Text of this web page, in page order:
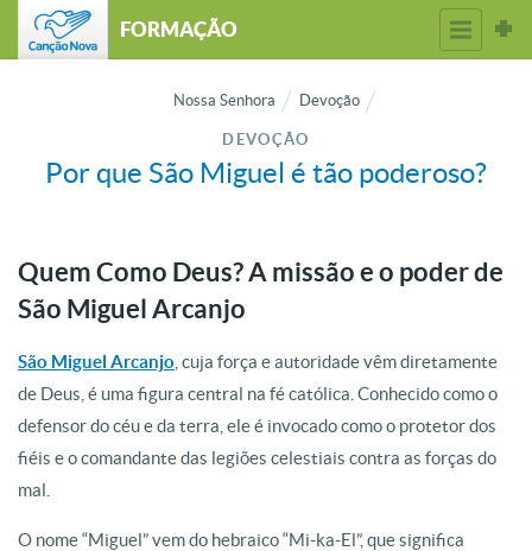
FORMAÇÃO
Nossa Senhora Devoção
DEVOÇÃO
Por que São Miguel é tão poderoso?
Quem Como Deus? A missão e o poder de
São Miguel Arcanjo
São Miguel Arcanjo , cuja força e autoridade vêm diretamente
de Deus, é uma figura central na fé católica. Conhecido como o
defensor do céu e da terra, ele é invocado como o protetor dos
fiéis e o comandante das legiões celestiais contra as forças do
mal.
O nome “Miguel” vem do hebraico “Mi-ka-El”, que significa